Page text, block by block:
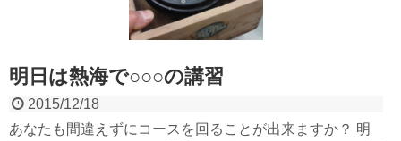
明日は熱海で○○○の講習
2015/12/18
あなたも間違えずにコースを回ることが出来ますか？ 明